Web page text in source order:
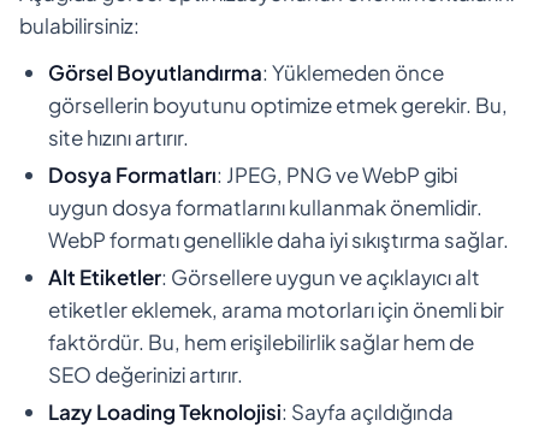
bulabilirsiniz:
Görsel Boyutlandırma: Yüklemeden önce
görsellerin boyutunu optimize etmek gerekir. Bu,
site hızını artırır.
Dosya Formatları: JPEG, PNG ve WebP gibi
uygun dosya formatlarını kullanmak önemlidir.
WebP formatı genellikle daha iyi sıkıştırma sağlar.
Alt Etiketler: Görsellere uygun ve açıklayıcı alt
etiketler eklemek, arama motorları için önemli bir
faktördür. Bu, hem erişilebilirlik sağlar hem de
SEO değerinizi artırır.
Lazy Loading Teknolojisi: Sayfa açıldığında